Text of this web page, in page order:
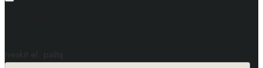
Įveskit el. paštą